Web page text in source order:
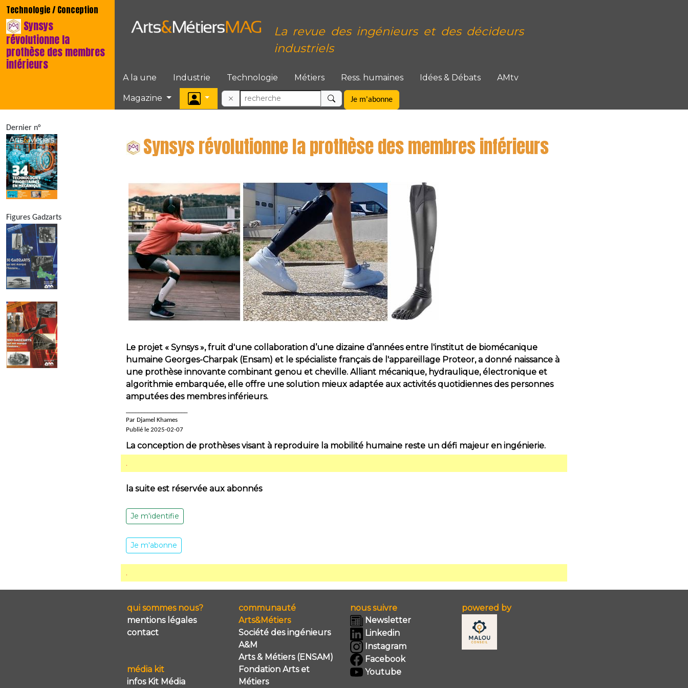
Technologie / Conception
Synsys
révolutionne la
prothèse des membres
inférieurs
La revue des ingénieurs et des décideurs
industriels
A la une Industrie Technologie Métiers Ress. humaines Idées & Débats AMtv
Magazine Je m'abonne
Dernier n°
Figures Gadzarts
Synsys révolutionne la prothèse des membres inférieurs
Le projet « Synsys », fruit d'une collaboration d’une dizaine d’années entre l'institut de biomécanique
humaine Georges-Charpak (Ensam) et le spécialiste français de l'appareillage Proteor, a donné naissance à
une prothèse innovante combinant genou et cheville. Alliant mécanique, hydraulique, électronique et
algorithmie embarquée, elle offre une solution mieux adaptée aux activités quotidiennes des personnes
amputées des membres inférieurs.
Par Djamel Khames
Publié le 2025-02-07
La conception de prothèses visant à reproduire la mobilité humaine reste un défi majeur en ingénierie.
.
la suite est réservée aux abonnés
Je m'identifie
Je m'abonne
.
qui sommes nous?
mentions légales
contact
média kit
infos Kit Média
communauté
Arts&Métiers
Société des ingénieurs
A&M
Arts & Métiers (ENSAM)
Fondation Arts et
Métiers
nous suivre
Newsletter
Linkedin
Instagram
Facebook
Youtube
powered by